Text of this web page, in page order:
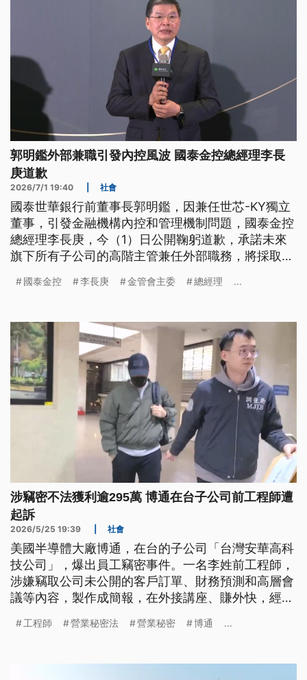
郭明鑑外部兼職引發內控風波 國泰金控總經理李長
庚道歉
2026/7/1 19:40 社會
國泰世華銀行前董事長郭明鑑，因兼任世芯-KY獨立
董事，引發金融機構內控和管理機制問題，國泰金控
總經理李長庚，今（1）日公開鞠躬道歉，承諾未來
旗下所有子公司的高階主管兼任外部職務，將採取
會，碰到國泰金控獨董是老長官疑似輕忽，金管會主
國泰金控 李長庚 金管會主委 總經理 ...
涉竊密不法獲利逾295萬 博通在台子公司前工程師遭
起訴
2026/5/25 19:39 社會
美國半導體大廠博通，在台的子公司「台灣安華高科
技公司」，爆出員工竊密事件。一名李姓前工程師，
涉嫌竊取公司未公開的客戶訂單、財務預測和高層會
議等內容，製作成簡報，在外接講座、賺外快，經北
（25）日被依涉犯《營業秘密法》等罪嫌起訴。
工程師 營業秘密法 營業秘密 博通 ...